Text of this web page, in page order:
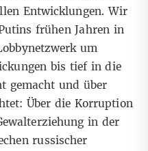
Entwicklungen. Wir
frühen Jahren in
um
bis tief in die
gemacht und über
Über die Korruption
in der
russischer